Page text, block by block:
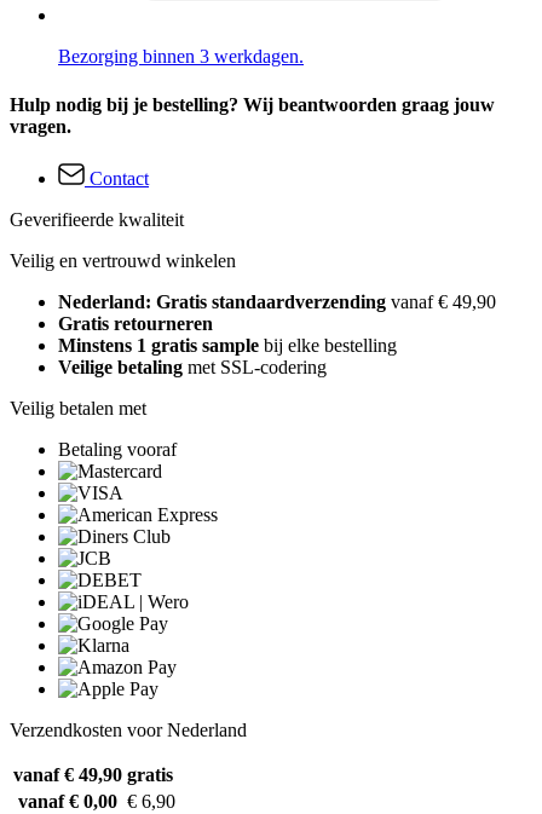
Bezorging binnen 3 werkdagen.
Hulp nodig bij je bestelling? Wij beantwoorden graag jouw
vragen.
Contact
Geverifieerde kwaliteit
Veilig en vertrouwd winkelen
Nederland: Gratis standaardverzending vanaf € 49,90
Gratis retourneren
Minstens 1 gratis sample bij elke bestelling
Veilige betaling met SSL-codering
Veilig betalen met
Betaling vooraf
Verzendkosten voor Nederland
vanaf € 49,90 gratis
vanaf € 0,00 € 6,90